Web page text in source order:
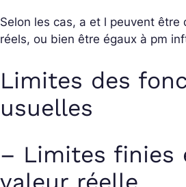
Selon les cas, a et l peuvent être
réels, ou bien être égaux à pm
Limites des
usuelles
– Limites finies